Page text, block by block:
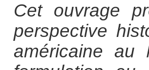
Cet ouvrage
perspective
américaine au